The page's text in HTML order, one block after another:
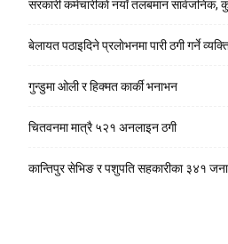
सरकारी कर्मचारीकाे नयाँ तलबमान
बेलायत पठाइदिने प्रलाेभनमा पारी ठगी गर्ने
गुन्डुमा ओली र हिक्मत कार्की भनाभन
चितवनमा मात्रै ५२१ अनलाइन ठगी
कान्तिपुर सेभिङ र पशुपति सहकारीका ३४१ जना